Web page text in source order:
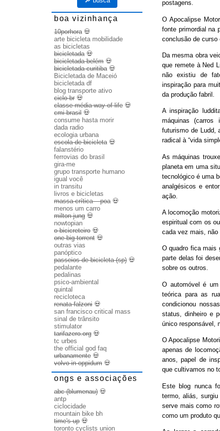
postagens.
O Apocalipse
fonte primordial na
conclusão de curso
Da mesma obra
que remete à Ned
não existiu de
inspiração para
da produção fabril.
A inspiração
máquinas (carros
futurismo de Ludd,
radical à “vida
As máquinas
planeta em uma
tecnológico é uma
analgésicos e
ação.
A locomoção
espiritual com os
cada vez mais,
O quadro fica mais
parte delas foi
sobre os outros.
O automóvel é
teórica para as
condicionou
status, dinheiro e
único responsável,
O Apocalipse
apenas de
anos, papel de
que cultivamos no
Este blog nunca
termo, aliás,
serve mais como
como um produto
boa vizinhança
10porhora💀
arte bicicleta mobilidade
as bicicletas
bicicletada💀
bicicletada belém 💀
bicicletada curitiba💀
Bicicletada de Maceió
bicicletada df
blog transporte ativo
ciclo br 💀
classe média way of life 💀
cmi brasil 💀
consume hasta morir
dada radio
ecologia urbana
escola de bicicleta💀
falanstério
ferrovias do brasil
gira-me
grupo transporte humano
igual você
in transitu
livros e bicicletas
massa crítica – poa💀
menos um carro
milton jung 💀
nowtopian
o bicicreteiro 💀
one big torrent 💀
outras vias
panóptico
passeios de bicicleta (sp) 💀
pedalante
pedalinas
psico-ambiental
quintal
recicloteca
renata falzoni 💀
san francisco critical mass
sinal de trânsito
stimulator
tarifazero.org 💀
tc urbes
the official god faq
urbanamente 💀
volvo in oppidum 💀
ongs e associações
abc (blumenau) 💀
antp
ciclocidade
mountain bike bh
time's up 💀
toronto cyclists union